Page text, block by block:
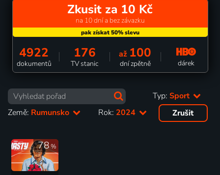
Zkusit za 10 Kč
na 10 dní a bez závazku
4922
dokumentů
176
TV stanic
až 100
dní zpětně dárek
Typ: Sport
Země: Rumunsko Rok: 2024 Zrušit
78%